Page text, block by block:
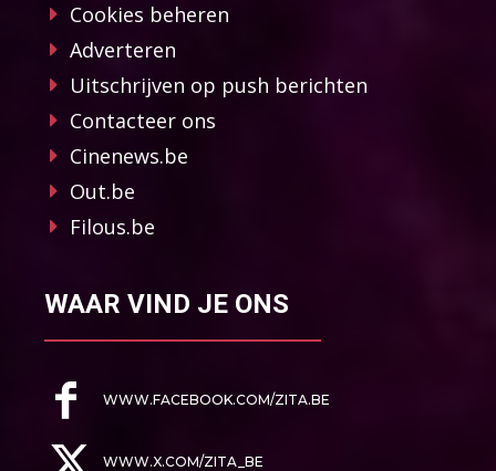
Cookies beheren
Adverteren
Uitschrijven op push berichten
Contacteer ons
Cinenews.be
Out.be
Filous.be
WAAR VIND JE ONS
WWW.FACEBOOK.COM/ZITA.BE
WWW.X.COM/ZITA_BE